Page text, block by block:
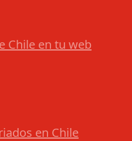
Chile en tu web
en Chile